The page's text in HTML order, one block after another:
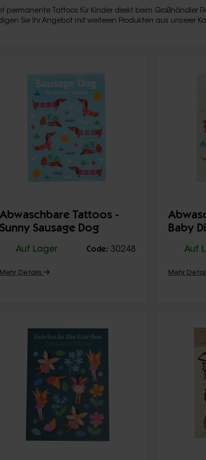
Tattoos für Kinder direkt beim Großhändler
Sie Ihr Angebot mit weiteren Produkten aus unserer
Abwaschbare Tattoos -
Sunny Sausage Dog
Auf Lager Code: 30248
Mehr Details
Baby
Auf
Mehr